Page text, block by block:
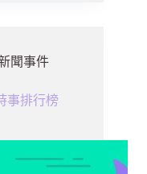
聞事件
事排行榜